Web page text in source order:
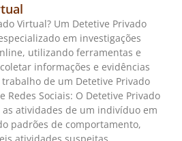
Virtual? Um Detetive Privado
em investigações
utilizando ferramentas e
informações e evidências
de um Detetive Privado
Sociais: O Detetive Privado
atividades de um indivíduo em
padrões de comportamento,